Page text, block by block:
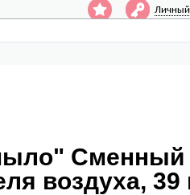
Личный
Сменный
воздуха, 39